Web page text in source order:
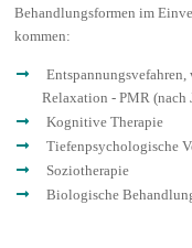
Behandlungsformen im
kommen:
Relaxation - PMR (nach
Kognitive Therapie
Tiefenpsychologische
Soziotherapie
Biologische